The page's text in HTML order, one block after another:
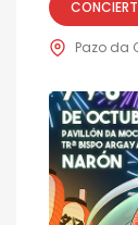
Pazo da